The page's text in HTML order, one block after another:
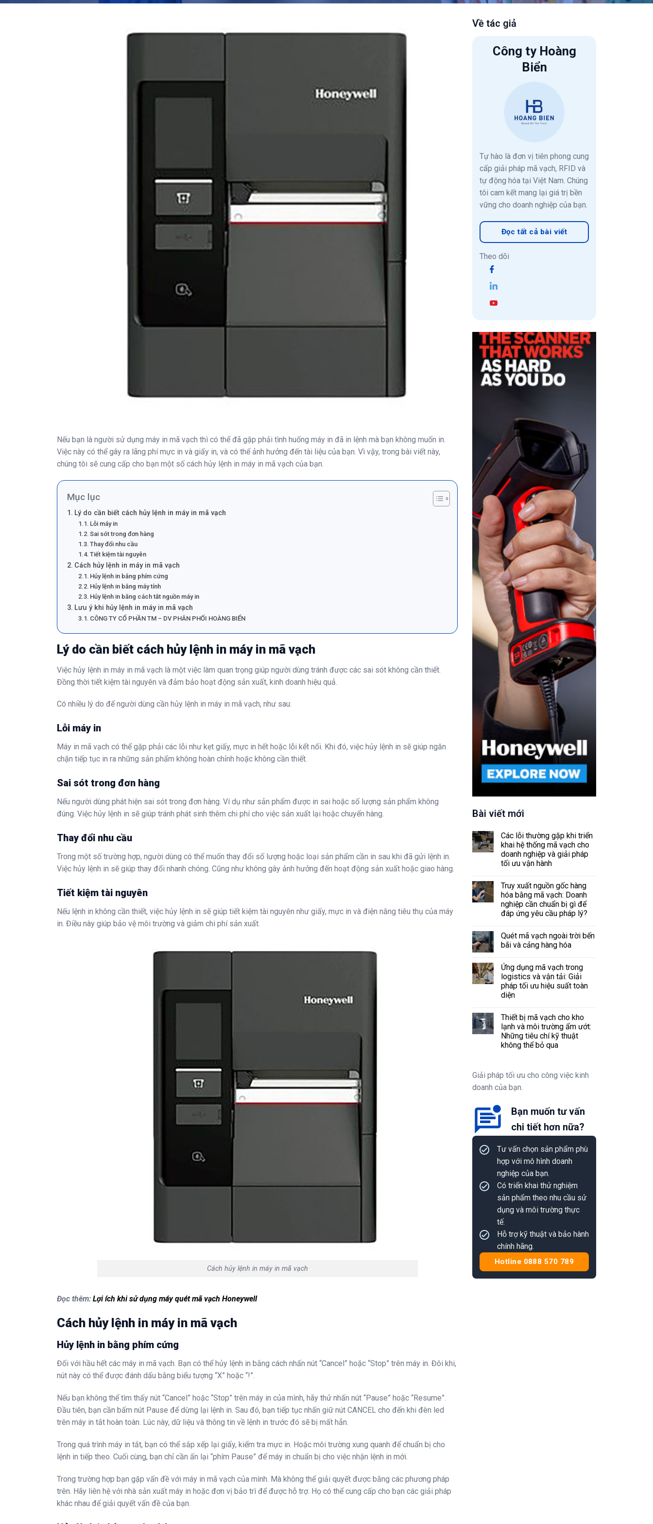
Nếu bạn là người sử dụng máy in mã vạch thì có thể đã gặp phải tình huống máy in đã in lệnh mà bạn không muốn in.
Việc này có thể gây ra lãng phí mực in và giấy in, và có thể ảnh hưởng đến tài liệu của bạn. Vì vậy, trong bài viết này,
chúng tôi sẽ cung cấp cho bạn một số cách hủy lệnh in máy in mã vạch của bạn.
Mục lục
Lý do cần biết cách hủy lệnh in máy in mã vạch
Lỗi máy in
Sai sót trong đơn hàng
Thay đổi nhu cầu
Tiết kiệm tài nguyên
Cách hủy lệnh in máy in mã vạch
Hủy lệnh in bằng phím cứng
Hủy lệnh in bằng máy tính
Hủy lệnh in bằng cách tắt nguồn máy in
Lưu ý khi hủy lệnh in máy in mã vạch
CÔNG TY CỔ PHẦN TM – DV PHÂN PHỐI HOÀNG BIỂN
Lý do cần biết cách hủy lệnh in máy in mã vạch
Việc hủy lệnh in máy in mã vạch là một việc làm quan trọng giúp người dùng tránh được các sai sót không cần thiết.
Đồng thời tiết kiệm tài nguyên và đảm bảo hoạt động sản xuất, kinh doanh hiệu quả.
Có nhiều lý do để người dùng cần hủy lệnh in máy in mã vạch, như sau:
Lỗi máy in
Máy in mã vạch có thể gặp phải các lỗi như kẹt giấy, mực in hết hoặc lỗi kết nối. Khi đó, việc hủy lệnh in sẽ giúp ngăn
chặn tiếp tục in ra những sản phẩm không hoàn chỉnh hoặc không cần thiết.
Sai sót trong đơn hàng
Nếu người dùng phát hiện sai sót trong đơn hàng. Ví dụ như sản phẩm được in sai hoặc số lượng sản phẩm không
đúng. Việc hủy lệnh in sẽ giúp tránh phát sinh thêm chi phí cho việc sản xuất lại hoặc chuyển hàng.
Thay đổi nhu cầu
Trong một số trường hợp, người dùng có thể muốn thay đổi số lượng hoặc loại sản phẩm cần in sau khi đã gửi lệnh in.
Việc hủy lệnh in sẽ giúp thay đổi nhanh chóng. Cũng như không gây ảnh hưởng đến hoạt động sản xuất hoặc giao hàng.
Tiết kiệm tài nguyên
Nếu lệnh in không cần thiết, việc hủy lệnh in sẽ giúp tiết kiệm tài nguyên như giấy, mực in và điện năng tiêu thụ của máy
in. Điều này giúp bảo vệ môi trường và giảm chi phí sản xuất.
Cách hủy lệnh in máy in mã vạch
Đọc thêm: Lợi ích khi sử dụng máy quét mã vạch Honeywell
Cách hủy lệnh in máy in mã vạch
Hủy lệnh in bằng phím cứng
Đối với hầu hết các máy in mã vạch. Bạn có thể hủy lệnh in bằng cách nhấn nút “Cancel” hoặc “Stop” trên máy in. Đôi khi,
nút này có thể được đánh dấu bằng biểu tượng “X” hoặc “!”.
Nếu bạn không thể tìm thấy nút “Cancel” hoặc “Stop” trên máy in của mình, hãy thử nhấn nút “Pause” hoặc “Resume”.
Đầu tiên, bạn cần bấm nút Pause để dừng lại lệnh in. Sau đó, bạn tiếp tục nhấn giữ nút CANCEL cho đến khi đèn led
trên máy in tắt hoàn toàn. Lúc này, dữ liệu và thông tin về lệnh in trước đó sẽ bị mất hẳn.
Trong quá trình máy in tắt, bạn có thể sắp xếp lại giấy, kiểm tra mực in. Hoặc môi trường xung quanh để chuẩn bị cho
lệnh in tiếp theo. Cuối cùng, bạn chỉ cần ấn lại “phím Pause” để máy in chuẩn bị cho việc nhận lệnh in mới.
Trong trường hợp bạn gặp vấn đề với máy in mã vạch của mình. Mà không thể giải quyết được bằng các phương pháp
trên. Hãy liên hệ với nhà sản xuất máy in hoặc đơn vị bảo trì để được hỗ trợ. Họ có thể cung cấp cho bạn các giải pháp
khác nhau để giải quyết vấn đề của bạn.
Về tác giả
Công ty Hoàng
Biển
Tự hào là đơn vị tiên phong cung
cấp giải pháp mã vạch, RFID và
tự động hóa tại Việt Nam. Chúng
tôi cam kết mang lại giá trị bền
vững cho doanh nghiệp của bạn.
Đọc tất cả bài viết
Theo dõi
Bài viết mới
Các lỗi thường gặp khi triển
khai hệ thống mã vạch cho
doanh nghiệp và giải pháp
tối ưu vận hành
Truy xuất nguồn gốc hàng
hóa bằng mã vạch: Doanh
nghiệp cần chuẩn bị gì để
đáp ứng yêu cầu pháp lý?
Quét mã vạch ngoài trời bến
bãi và cảng hàng hóa
Ứng dụng mã vạch trong
logistics và vận tải: Giải
pháp tối ưu hiệu suất toàn
diện
Thiết bị mã vạch cho kho
lạnh và môi trường ẩm ướt:
Những tiêu chí kỹ thuật
không thể bỏ qua
Giải pháp tối ưu cho công việc kinh
doanh của bạn.
Bạn muốn tư vấn
chi tiết hơn nữa?
Tư vấn chọn sản phẩm phù
hợp với mô hình doanh
nghiệp của bạn.
Có triển khai thử nghiệm
sản phẩm theo nhu cầu sử
dụng và môi trường thực
tế.
Hỗ trợ kỹ thuật và bảo hành
chính hãng.
Hotline 0888 570 789